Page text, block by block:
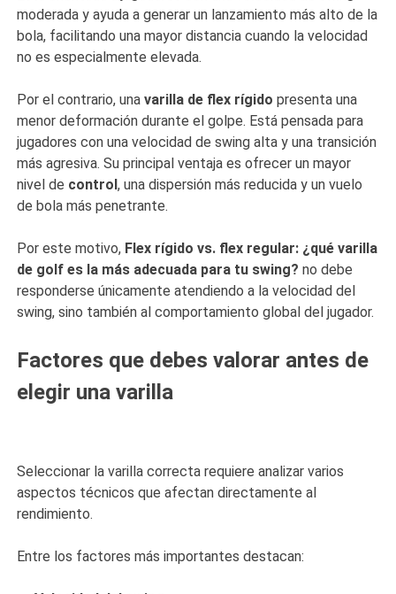
moderada y ayuda a generar un lanzamiento más alto de la
bola, facilitando una mayor distancia cuando la velocidad
no es especialmente elevada.
Por el contrario, unavarilla de flex rígido presenta una
menor deformación durante el golpe. Está pensada para
jugadores con una velocidad de swing alta y una transición
más agresiva. Su principal ventaja es ofrecer un mayor
nivel de control, una dispersión más reducida y un vuelo
de bola más penetrante.
Por este motivo, Flex rígido vs. flex regular: ¿qué varilla
de golf es la más adecuada para tu swing? no debe
responderse únicamente atendiendo a la velocidad del
swing, sino también al comportamiento global del jugador.
Factores que debes valorar antes de
elegir una varilla
Seleccionar la varilla correcta requiere analizar varios
aspectos técnicos que afectan directamente al
rendimiento.
Entre los factores más importantes destacan: